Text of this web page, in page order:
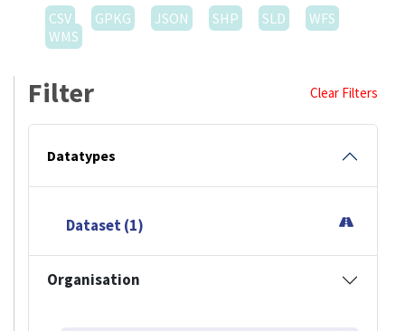
CSV
GPKG JSON SHP SLD
WFS
WMS
Filter Clear Filters
Datatypes
Dataset (1)
Organisation